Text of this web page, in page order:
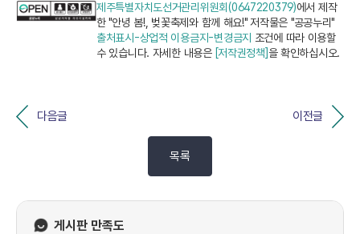
제주특별자치도선거관리위원회(0647220379)에서 제작
한 "안녕 봄!, 벚꽃축제와 함께 해요!" 저작물은 "공공누리"
출처표시-상업적 이용금지-변경금지 조건에 따라 이용할
수 있습니다. 자세한 내용은 [저작권정책]을 확인하십시오.
다음글 이전글
목록
게시판 만족도